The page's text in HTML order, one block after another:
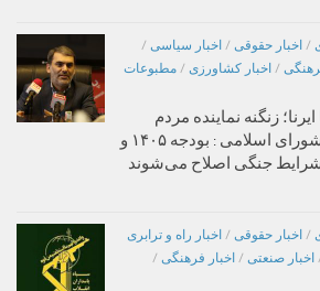
/ اخبار حقوقی / اخبار سیاسی /
/ اخبار کشاورزی / مطبوعات
زنگنه نماینده مردم
تربت حیدریه در مجلس شورای اسلامی : بودجه ۱۴۰۵ و
شرایط جنگی اصلاح می‌شوند
/ اخبار حقوقی / اخبار راه و ترابری
اخبار صنعتی / اخبار فرهنگی /